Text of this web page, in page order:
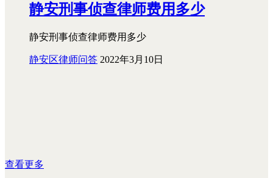
静安刑事侦查律师费用多少
静安刑事侦查律师费用多少
静安区律师问答 2022年3月10日
查看更多